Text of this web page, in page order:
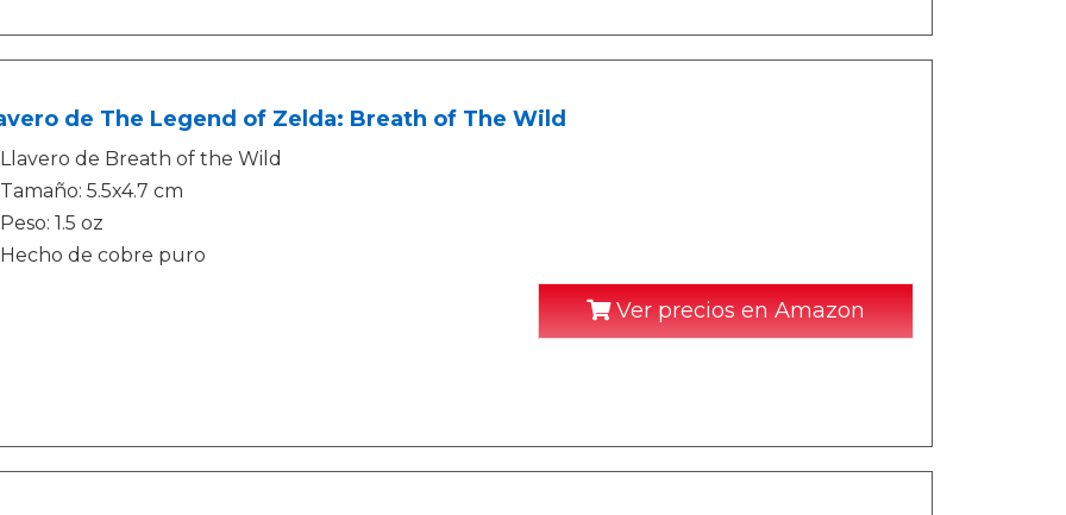
de The Legend of Zelda: Breath of The Wild
Llavero de Breath of the Wild
Tamaño: 5.5x4.7 cm
Peso: 1.5 oz
Hecho de cobre puro
Ver precios en Amazon